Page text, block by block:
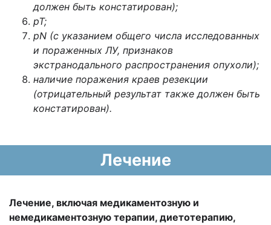
должен быть констатирован);
рТ;
рN (с указанием общего числа исследованных
и пораженных ЛУ, признаков
экстранодального распространения опухоли);
наличие поражения краев резекции
(отрицательный результат также должен быть
констатирован).
Лечение
Лечение, включая медикаментозную и
немедикаментозную терапии, диетотерапию,